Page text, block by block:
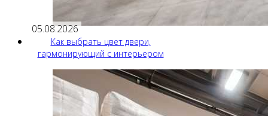
05.08.2026
Как выбрать цвет двери,
гармонирующий с интерьером